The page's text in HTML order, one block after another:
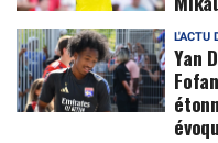
L'ACTU
Yan